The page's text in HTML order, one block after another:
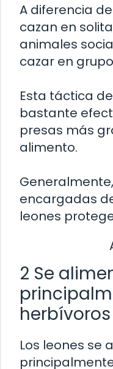
A diferencia
cazan en
animales
cazar en
Esta táctica
bastante
presas más
alimento.
encargadas
leones
2 Se
herbívoros
Los leones se